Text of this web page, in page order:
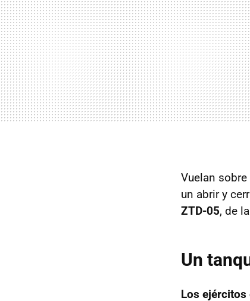
Vuelan
un abrir y
ZTD-05, de
Un
Los